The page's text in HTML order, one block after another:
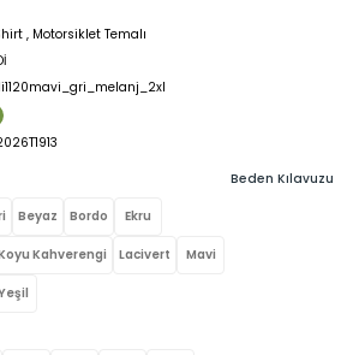
, Motorsiklet Temalı
Beyaz Bordo Ekru
Kahverengi Lacivert Mavi
Beden Kılavuzu